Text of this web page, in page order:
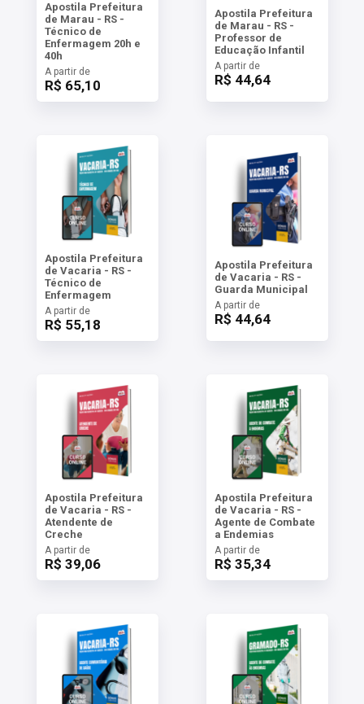
Apostila Prefeitura
de Marau - RS -
Técnico de
Enfermagem 20h e
40h
A partir de
R$ 65,10
Apostila Prefeitura
de Marau - RS -
Professor de
Educação Infantil
A partir de
R$ 44,64
Apostila Prefeitura
de Vacaria - RS -
Técnico de
Enfermagem
A partir de
R$ 55,18
Apostila Prefeitura
de Vacaria - RS -
Guarda Municipal
A partir de
R$ 44,64
Apostila Prefeitura
de Vacaria - RS -
Atendente de
Creche
A partir de
R$ 39,06
Apostila Prefeitura
de Vacaria - RS -
Agente de Combate
a Endemias
A partir de
R$ 35,34